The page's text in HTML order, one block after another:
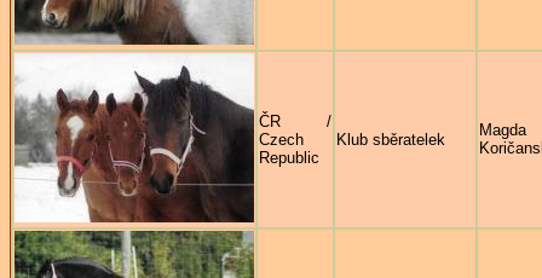
ČR /
Czech
Republic
Klub sběratelek
Magda